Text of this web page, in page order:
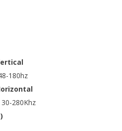
180hz
280Khz